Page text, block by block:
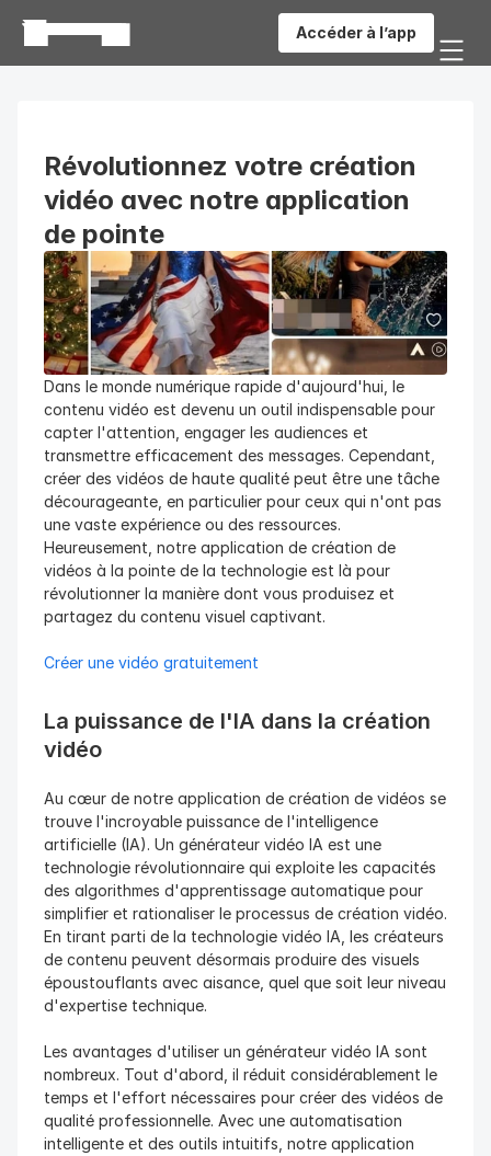
Accéder à l’app
Révolutionnez votre création
vidéo avec notre application
de pointe
Dans le monde numérique rapide d'aujourd'hui, le
contenu vidéo est devenu un outil indispensable pour
capter l'attention, engager les audiences et
transmettre efficacement des messages. Cependant,
créer des vidéos de haute qualité peut être une tâche
décourageante, en particulier pour ceux qui n'ont pas
une vaste expérience ou des ressources.
Heureusement, notre application de création de
vidéos à la pointe de la technologie est là pour
révolutionner la manière dont vous produisez et
partagez du contenu visuel captivant.
Créer une vidéo gratuitement
La puissance de l'IA dans la création
vidéo
Au cœur de notre application de création de vidéos se
trouve l'incroyable puissance de l'intelligence
artificielle (IA). Un générateur vidéo IA est une
technologie révolutionnaire qui exploite les capacités
des algorithmes d'apprentissage automatique pour
simplifier et rationaliser le processus de création vidéo.
En tirant parti de la technologie vidéo IA, les créateurs
de contenu peuvent désormais produire des visuels
époustouflants avec aisance, quel que soit leur niveau
d'expertise technique.
Les avantages d'utiliser un générateur vidéo IA sont
nombreux. Tout d'abord, il réduit considérablement le
temps et l'effort nécessaires pour créer des vidéos de
qualité professionnelle. Avec une automatisation
intelligente et des outils intuitifs, notre application